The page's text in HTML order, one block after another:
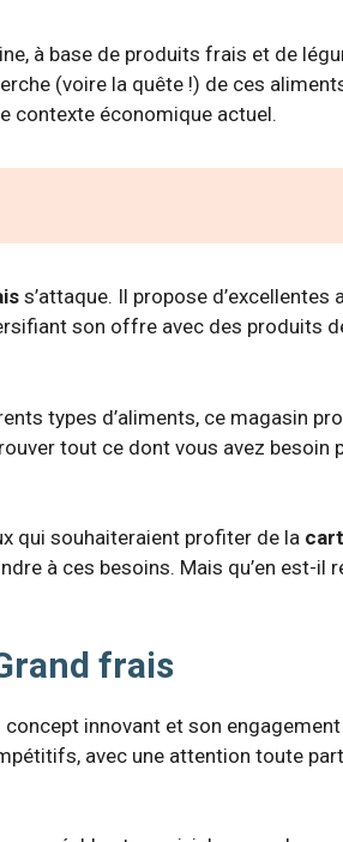
à base de produits frais et de
(voire la quête !) de ces
contexte économique actuel.
s’attaque. Il propose d’excellentes
son offre avec des produits
types d’aliments, ce magasin
tout ce dont vous avez besoin
qui souhaiteraient profiter de la
à ces besoins. Mais qu’en est-il
frais
innovant et son
avec une attention toute